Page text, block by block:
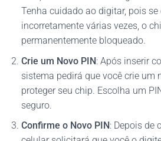
Tenha cuidado ao digitar, pois
incorretamente várias vezes, o
permanentemente bloqueado.
Crie um Novo PIN: Após inserir
sistema pedirá que você crie um
proteger seu chip. Escolha um
seguro.
Confirme o Novo PIN: Depois de